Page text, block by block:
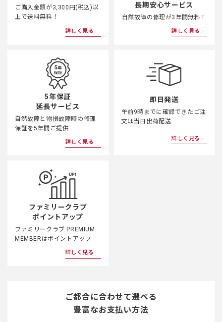
ご購入金額が3,300円(税込)以
上で送料無料！
詳しく見る
長期安心サービス
自然故障の修理が3年間無料！
詳しく見る
5年保証
延長サービス
自然故障と物損故障時の修理
保証を5年間ご提供
詳しく見る
即日発送
午前9時までに確認できたご注
文は当日出荷配送
詳しく見る
ファミリークラブ
ポイントアップ
ファミリークラブ PREMIUM
MEMBERはポイントアップ
詳しく見る
ご都合に合わせて選べる
豊富なお支払い方法